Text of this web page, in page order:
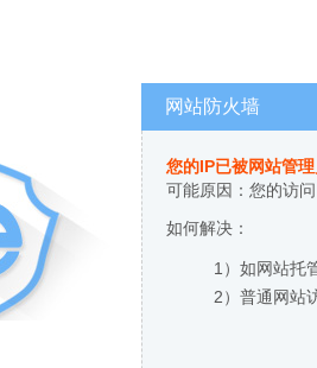
网站防火墙
您的IP已被网站管
可能原因：您的访
如何解决：
1）如网站托
2）普通网站